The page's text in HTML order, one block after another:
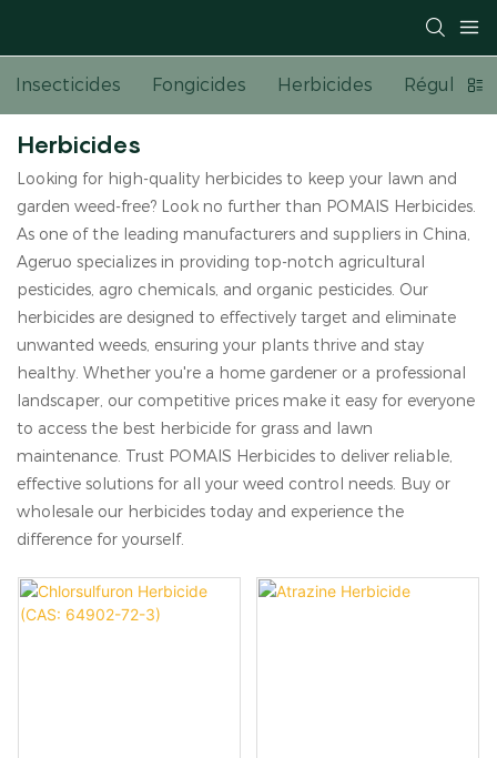
Insecticides Fongicides Herbicides
Herbicides
Looking for high-quality herbicides to keep your lawn and
garden weed-free? Look no further than POMAIS Herbicides.
As one of the leading manufacturers and suppliers in China,
Ageruo specializes in providing top-notch agricultural
pesticides, agro chemicals, and organic pesticides. Our
herbicides are designed to effectively target and eliminate
unwanted weeds, ensuring your plants thrive and stay
healthy. Whether you're a home gardener or a professional
landscaper, our competitive prices make it easy for everyone
to access the best herbicide for grass and lawn
maintenance. Trust POMAIS Herbicides to deliver reliable,
effective solutions for all your weed control needs. Buy or
wholesale our herbicides today and experience the
difference for yourself.